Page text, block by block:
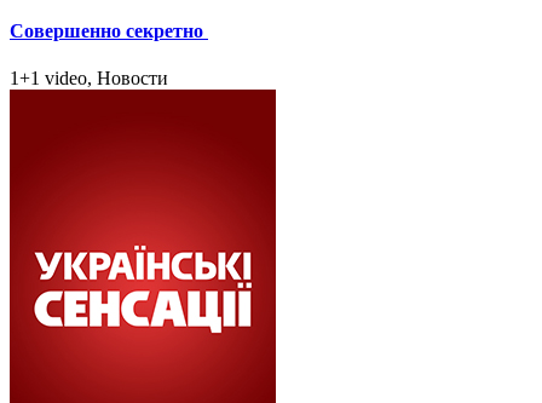
Совершенно секретно
1+1 video, Новости